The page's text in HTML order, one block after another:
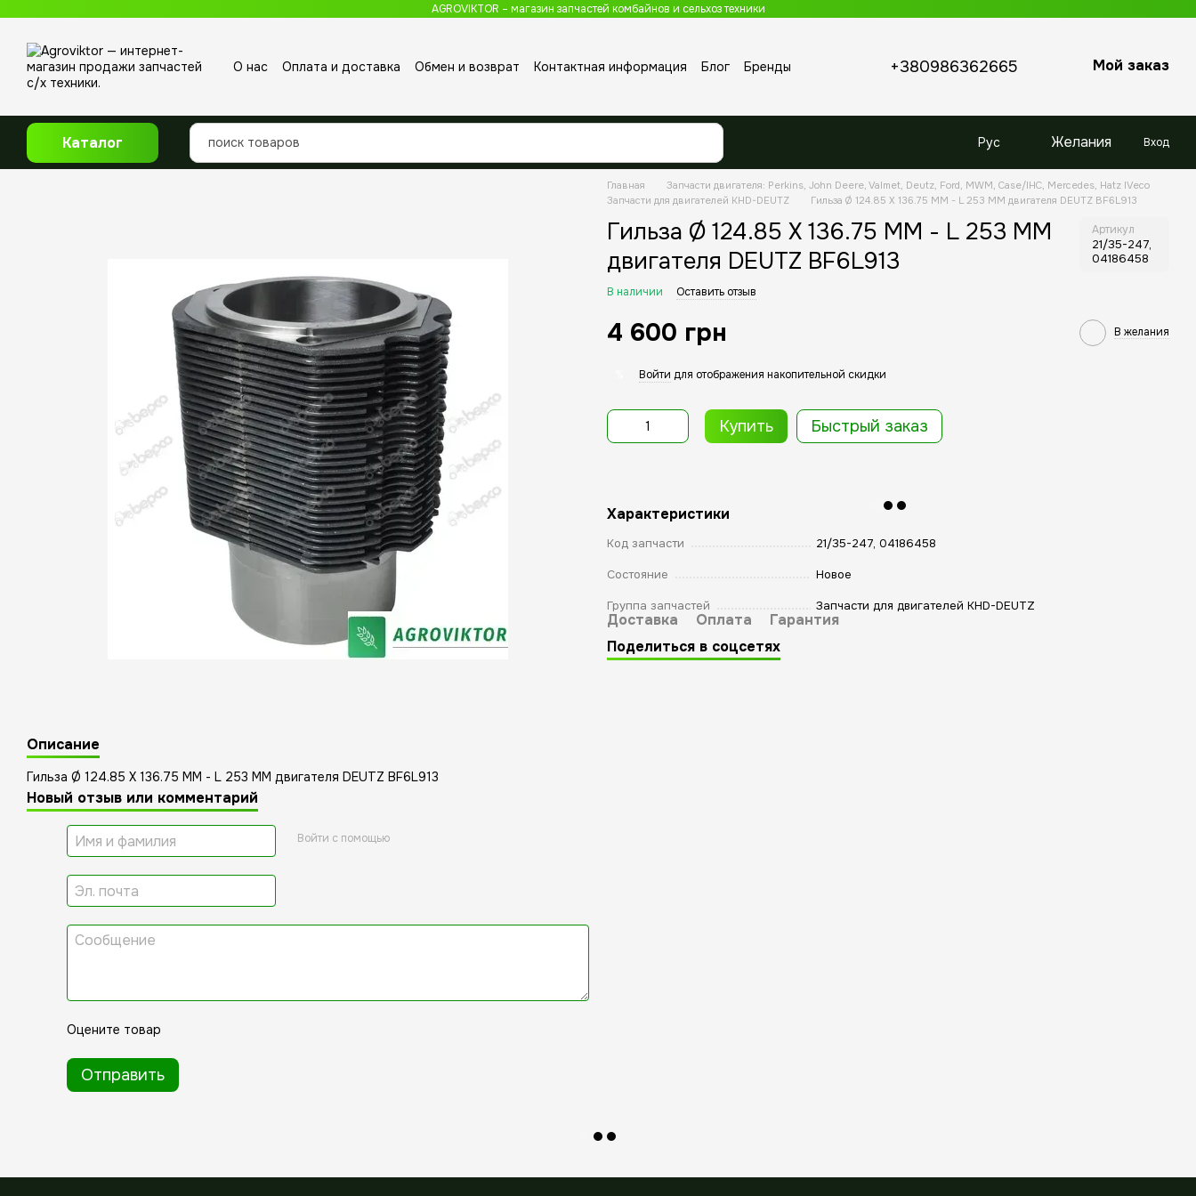
AGROVIKTOR – магазин запчастей комбайнов и сельхоз техники
О нас Оплата и доставка Обмен и возврат Контактная информация Блог
Бренды
+380986362665 Мой заказ
Каталог Рус Желания Вход
Описание
Гильза Ø 124.85 X 136.75 MM - L 253 MM двигателя DEUTZ BF6L913
Новый отзыв или комментарий
Войти с помощью
Оцените товар
Отправить
Главная
Запчасти двигателя: Perkins, John Deere, Valmet, Deutz, Ford, MWM, Case/IHC, Mercedes, Hatz IVeco
Запчасти для двигателей KHD-DEUTZ
Гильза Ø 124.85 X 136.75 MM - L 253 MM двигателя DEUTZ BF6L913
Гильза Ø 124.85 X 136.75 MM - L 253 MM
двигателя DEUTZ BF6L913
Артикул
21/35-247,
04186458
В наличии Оставить отзыв
4 600 грн В желания
Войти для отображения накопительной скидки
Купить Быстрый заказ
Характеристики
Код запчасти 21/35-247, 04186458
Состояние Новое
Группа запчастей Запчасти для двигателей KHD-DEUTZ
Доставка Оплата
Гарантия
Поделиться в соцсетях